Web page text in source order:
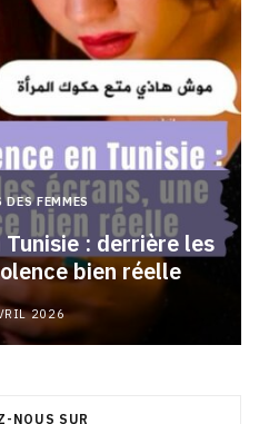
FEMMES
: derrière les
bien réelle
2026
NOUS SUR